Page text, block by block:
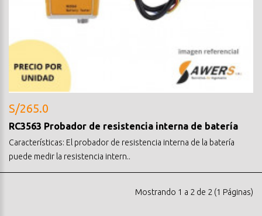
S/265.0
RC3563 Probador de resistencia interna de batería
Características: El probador de resistencia interna de la batería
puede medir la resistencia intern..
Mostrando 1 a 2 de 2 (1 Páginas)